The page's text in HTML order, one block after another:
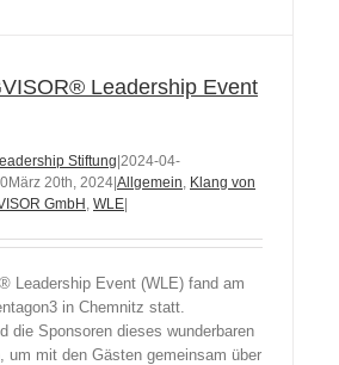
Leadership Event
Stiftung 2024-04-
März 20th, 2024 Allgemein, Klang von
GmbH , WLE
Leadership Event (WLE) fand am
in Chemnitz statt.
die Sponsoren dieses wunderbaren
um mit den Gästen gemeinsam über